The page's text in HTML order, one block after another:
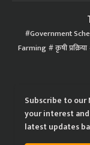
Government
Farming कृषी प्रक्रिया
Subscribe to
your interest
latest updates